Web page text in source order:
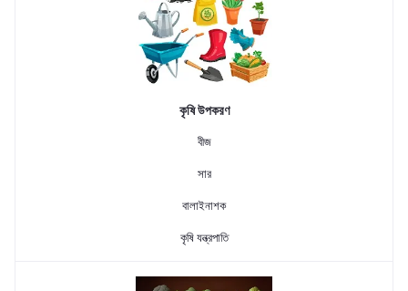
কৃষি উপকরণ
বীজ
সার
বালাইনাশক
কৃষি যন্ত্রপাতি